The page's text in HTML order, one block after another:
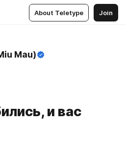
About Teletype Join
Mau)
и вас